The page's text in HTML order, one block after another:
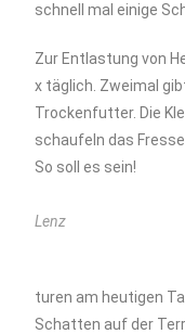
schnell mal einige
Zur Entlastung von
x täglich. Zweimal
Trockenfutter. Die
schaufeln das
So soll es sein!
Lenz
turen am heutigen
Schatten auf der